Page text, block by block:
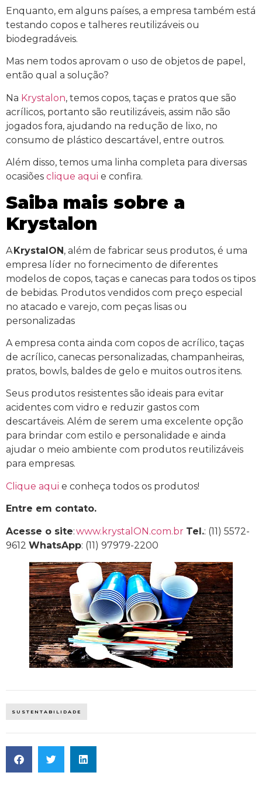
Enquanto, em alguns países, a empresa também está
testando copos e talheres reutilizáveis ​​ou
biodegradáveis.
Mas nem todos aprovam o uso de objetos de papel,
então qual a solução?
Na Krystalon, temos copos, taças e pratos que são
acrílicos, portanto são reutilizáveis, assim não são
jogados fora, ajudando na redução de lixo, no
consumo de plástico descartável, entre outros.
Além disso, temos uma linha completa para diversas
ocasiões clique aqui e confira.
Saiba mais sobre a
Krystalon
AKrystalON, além de fabricar seus produtos, é uma
empresa líder no fornecimento de diferentes
modelos de copos, taças e canecas para todos os tipos
de bebidas. Produtos vendidos com preço especial
no atacado e varejo, com peças lisas ou
personalizadas
A empresa conta ainda com copos de acrílico, taças
de acrílico, canecas personalizadas, champanheiras,
pratos, bowls, baldes de gelo e muitos outros itens.
Seus produtos resistentes são ideais para evitar
acidentes com vidro e reduzir gastos com
descartáveis. Além de serem uma excelente opção
para brindar com estilo e personalidade e ainda
ajudar o meio ambiente com produtos reutilizáveis
para empresas.
Clique aqui e conheça todos os produtos!
Entre em contato.
Acesse o site:www.krystalON.com.br Tel.: (11) 5572-
9612 WhatsApp: (11) 97979-2200
SUSTENTABILIDADE